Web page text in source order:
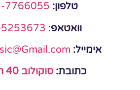
073-7766055
:
054-5253673
כתובת:סוקולוב 40 רמה"ש